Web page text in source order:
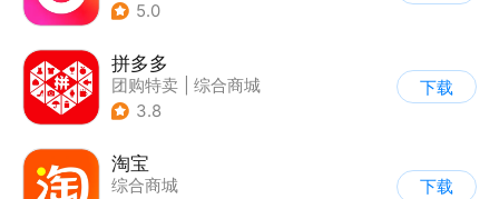
5.0
拼多多
团购特卖
综合商城
3.8
下载
淘宝
综合商城
下载